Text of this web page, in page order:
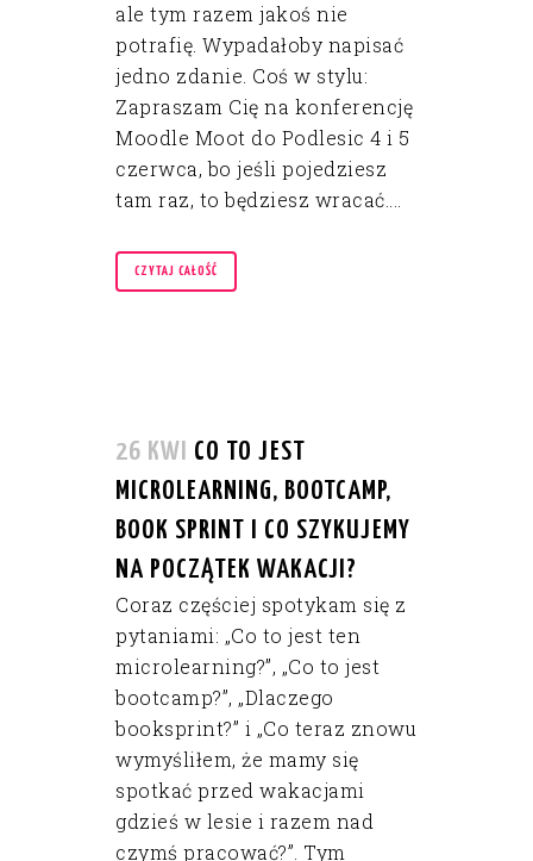
ale tym razem jakoś nie
potrafię. Wypadałoby napisać
jedno zdanie. Coś w stylu:
Zapraszam Cię na konferencję
Moodle Moot do Podlesic 4 i 5
czerwca, bo jeśli pojedziesz
tam raz, to będziesz wracać....
CZYTAJ CAŁOŚĆ
26 KWI CO TO JEST
MICROLEARNING, BOOTCAMP,
BOOK SPRINT I CO SZYKUJEMY
NA POCZĄTEK WAKACJI?
Coraz częściej spotykam się z
pytaniami: „Co to jest ten
microlearning?”, „Co to jest
bootcamp?”, „Dlaczego
booksprint?” i „Co teraz znowu
wymyśliłem, że mamy się
spotkać przed wakacjami
gdzieś w lesie i razem nad
czymś pracować?”. Tym